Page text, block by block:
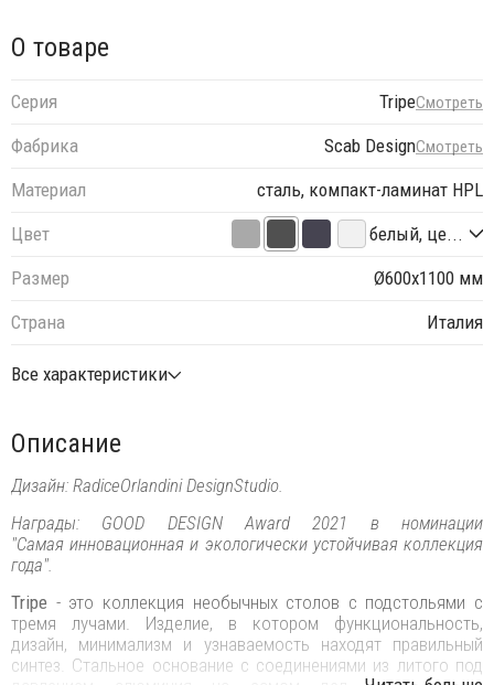
О товаре
Серия TripeСмотреть
Фабрика Scab DesignСмотреть
Материал
сталь, компакт-ламинат HPL
Цвет
белый, це...
Размер
Ø600х1100 мм
Страна
Италия
Все характеристики
Описание
Дизайн: RadiceOrlandini DesignStudio.
Награды: GOOD DESIGN Award 2021 в номинации
"Самая инновационная и экологически устойчивая коллекция
года".
Tripe - это коллекция необычных столов с подстольями с
тремя лучами. Изделие, в котором функциональность,
дизайн, минимализм и узнаваемость находят правильный
синтез. Стальное основание с соединениями из литого под